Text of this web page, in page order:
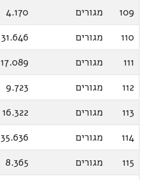
109 מגורים
4.170
110
מגורים
31.646
111
מגורים
17.089
112
מגורים
9.723
113
מגורים
16.322
114
מגורים
35.636
115
מגורים
8.365